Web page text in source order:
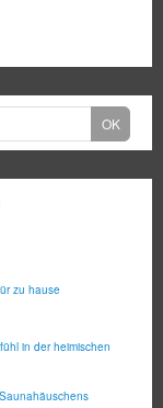
zu hause
in der heimischen